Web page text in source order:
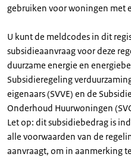
gebruiken voor woningen met
U kunt de meldcodes in dit
subsidieaanvraag voor deze
duurzame energie en
Subsidieregeling
eigenaars (SVVE) en de
Onderhoud Huurwoningen
Let op: dit subsidiebedrag is
alle voorwaarden van de
aanvraagt, om in aanmerking